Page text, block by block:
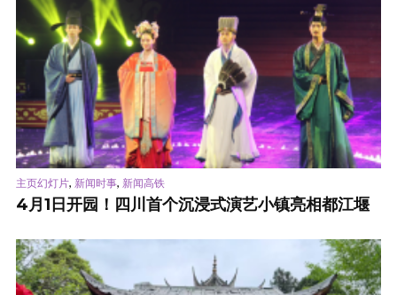
主页幻灯片, 新闻时事, 新闻高铁
4月1日开园！四川首个沉浸式演艺小镇亮相都江堰